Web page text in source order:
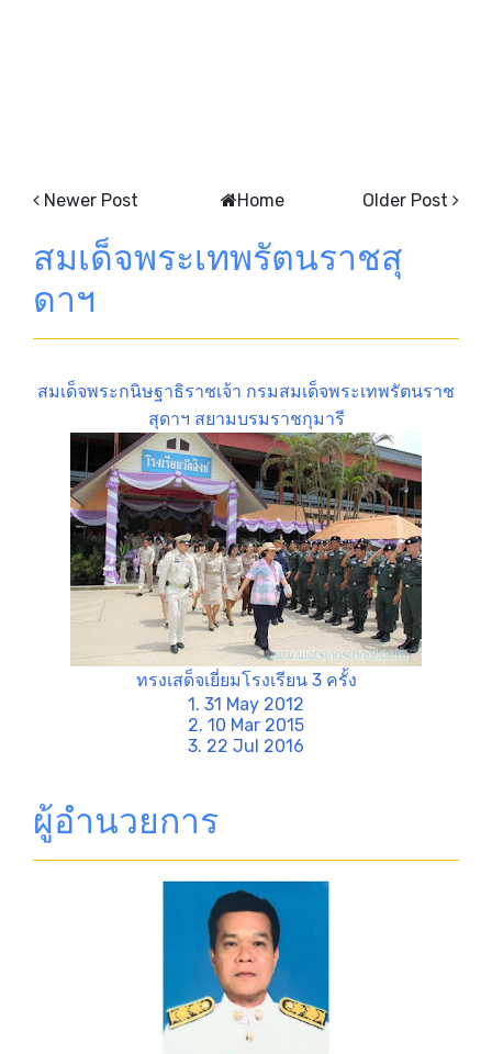
Newer Post Older Post
Home
สมเด็จพระเทพรัตนราชสุ
ดาฯ
สมเด็จพระกนิษฐาธิราชเจ้า กรมสมเด็จพระเทพรัตนราช
สุดาฯ สยามบรมราชกุมารี
ทรงเสด็จเยี่ยมโรงเรียน 3 ครั้ง
1. 31 May 2012
2. 10 Mar 2015
3. 22 Jul 2016
ผู้อำนวยการ